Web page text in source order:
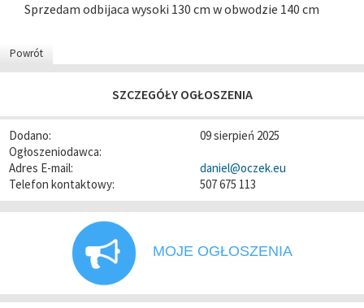
Sprzedam odbijaca wysoki 130 cm w obwodzie 140 cm
Powrót
SZCZEGÓŁY OGŁOSZENIA
Dodano:
09 sierpień 2025
Ogłoszeniodawca:
Adres E-mail:
daniel@oczek.eu
Telefon kontaktowy:
507 675 113
MOJE OGŁOSZENIA